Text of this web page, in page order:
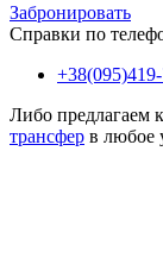
Забронировать
Справки по
Либо предлагаем
трансфер в любое